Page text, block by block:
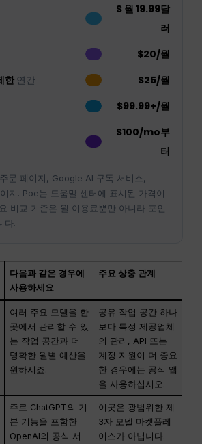
$ 월 19.99달
러
$20/월
한 연간
$25/월
$99.99+/월
$100/mo부
터
문 페이지, Google AI 구독 서비스,
지. Poe는 도움말 센터에 표시된 가격이
비교 기준은 월 이용료뿐만 아니라 포인
다.
다음과 같은 경우에
사용하세요
주요 상충 관계
여러 주요 모델을 한
곳에서 관리할 수 있
는 작업 공간과 더
명확한 월별 예산을
원하시죠.
공유 작업 공간 하나
보다 특정 제공업체
의 관리, API 또는
계정 지원이 더 중요
한 경우에는 공식 앱
을 사용하십시오.
주로 ChatGPT의 기
본 기능을 포함한
OpenAI의 공식 서
이곳은 광범위한 제
3자 모델 마켓플레
이스가 아닙니다.